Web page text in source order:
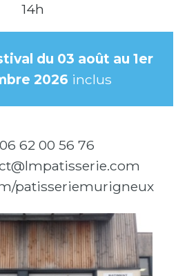
14h
du 03 août au 1er
2026 inclus
62 00 56 76
patisseriemurigneux